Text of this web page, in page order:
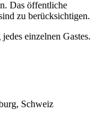
Das öffentliche
zu berücksichtigen.
einzelnen Gastes.
Schweiz